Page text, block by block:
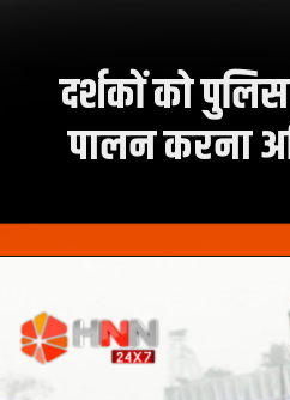
दर्शकों को
पालन करना